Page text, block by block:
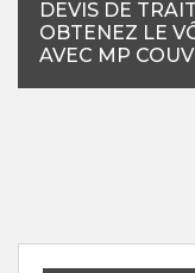
DEVIS DE
OBTENEZ LE
AVEC MP